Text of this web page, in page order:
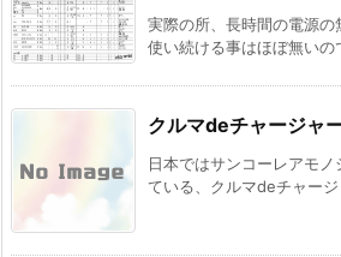
実際の所、長時間の電源の
使い続ける事はほぼ無いの
クルマdeチャージャ
日本ではサンコーレアモ
ている、クルマdeチャー